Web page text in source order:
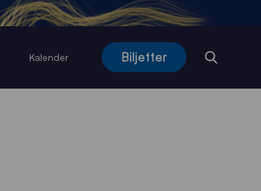
Kalender Biljetter